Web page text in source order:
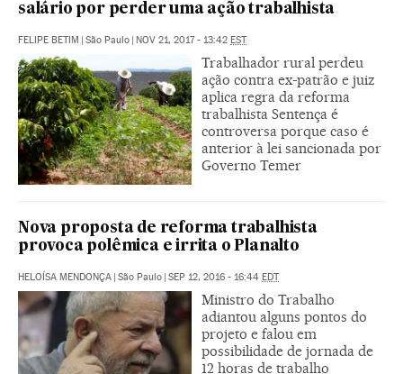
salário por perder uma ação trabalhista
FELIPE BETIM | São Paulo | NOV 21, 2017 - 13:42 EST
Trabalhador rural perdeu
ação contra ex-patrão e juiz
aplica regra da reforma
trabalhista Sentença é
controversa porque caso é
anterior à lei sancionada por
Governo Temer
Nova proposta de reforma trabalhista
provoca polêmica e irrita o Planalto
HELOÍSA MENDONÇA | São Paulo | SEP 12, 2016 - 16:44 EDT
Ministro do Trabalho
adiantou alguns pontos do
projeto e falou em
possibilidade de jornada de
12 horas de trabalho